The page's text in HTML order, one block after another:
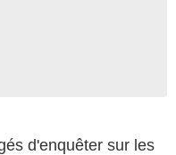
d'enquêter sur les